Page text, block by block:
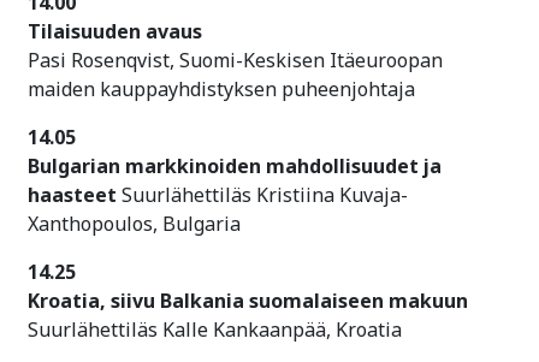
Tilaisuuden avaus
Pasi Rosenqvist, Suomi-Keskisen Itäeuroopan
maiden kauppayhdistyksen puheenjohtaja
14.05
Bulgarian markkinoiden mahdollisuudet ja
haasteet Suurlähettiläs Kristiina Kuvaja-
Xanthopoulos, Bulgaria
14.25
Kroatia, siivu Balkania suomalaiseen makuun
Suurlähettiläs Kalle Kankaanpää, Kroatia